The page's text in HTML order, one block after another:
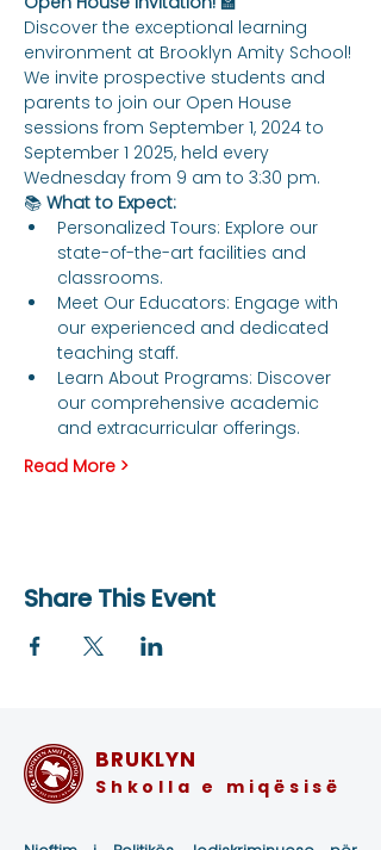
Discover the exceptional learning
environment at Brooklyn Amity School!
We invite prospective students and
parents to join our Open House
sessions from September 1, 2024 to
September 1 2025, held every
Wednesday from 9 am to 3:30 pm.
📚 What to Expect:
Personalized Tours: Explore our
state-of-the-art facilities and
classrooms.
Meet Our Educators: Engage with
our experienced and dedicated
teaching staff.
Learn About Programs: Discover
our comprehensive academic
and extracurricular offerings.
Read More >
Share This Event
BRUKLYN
Shkolla e miqësisë